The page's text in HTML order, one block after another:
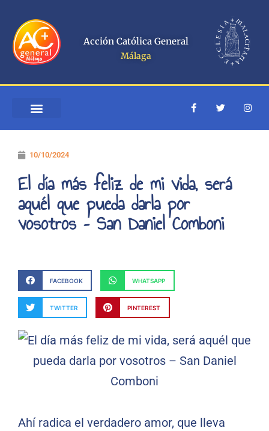
contenido
Acción Católica General
Málaga
F
a
e
f
T
w
t
I
n
t
10/10/2024
El día más feliz de mi vida, será
aquél que pueda darla por
vosotros – San Daniel Comboni
FACEBOOK WHATSAPP
TWITTER PINTEREST
Ahí radica el verdadero amor, que lleva